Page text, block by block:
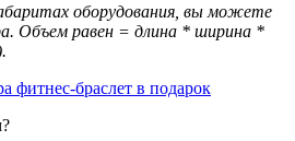
оборудования, вы можете
Объем равен = длина * ширина *